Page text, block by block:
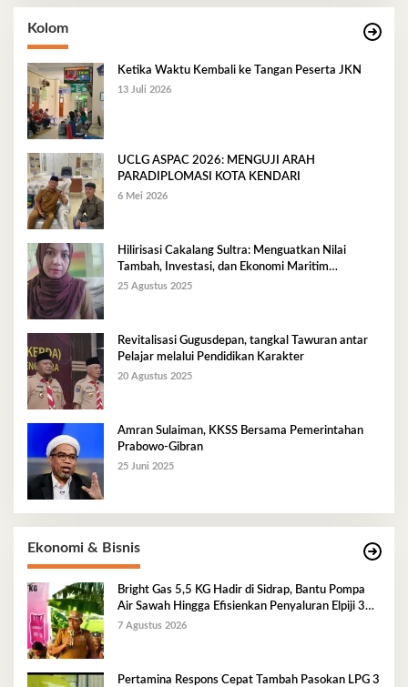
Kolom
Ketika Waktu Kembali ke Tangan Peserta JKN
13 Juli 2026
UCLG ASPAC 2026: MENGUJI ARAH
PARADIPLOMASI KOTA KENDARI
6 Mei 2026
Hilirisasi Cakalang Sultra: Menguatkan Nilai
Tambah, Investasi, dan Ekonomi Maritim
Berkelanjutan
25 Agustus 2025
Revitalisasi Gugusdepan, tangkal Tawuran antar
Pelajar melalui Pendidikan Karakter
20 Agustus 2025
Amran Sulaiman, KKSS Bersama Pemerintahan
Prabowo-Gibran
25 Juni 2025
Ekonomi & Bisnis
Bright Gas 5,5 KG Hadir di Sidrap, Bantu Pompa
Air Sawah Hingga Efisienkan Penyaluran Elpiji 3
Kg
7 Agustus 2026
Pertamina Respons Cepat Tambah Pasokan LPG 3